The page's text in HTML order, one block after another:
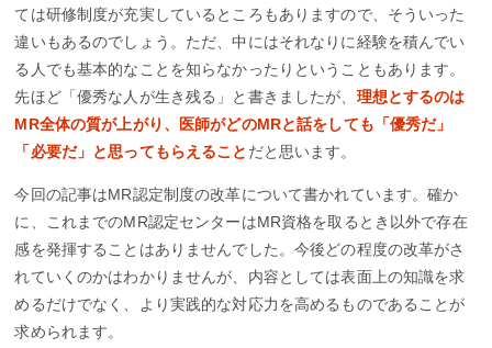
ては研修制度が充実しているところもありますので、そういった
違いもあるのでしょう。ただ、中にはそれなりに経験を積んでい
る人でも基本的なことを知らなかったりということもあります。
先ほど「優秀な人が生き残る」と書きましたが、 理想とするのは
MR全体の質が上がり、医師がどのMRと話をしても「優秀だ」
「必要だ」と思ってもらえること だと思います。
今回の記事はMR認定制度の改革について書かれています。確か
に、これまでのMR認定センターはMR資格を取るとき以外で存在
感を発揮することはありませんでした。今後どの程度の改革がさ
れていくのかはわかりませんが、内容としては表面上の知識を求
めるだけでなく、より実践的な対応力を高めるものであることが
求められます。